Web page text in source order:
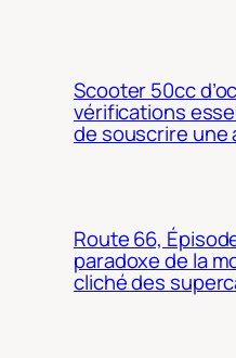
Scooter 50cc
vérifications
de souscrire une
Route 66,
paradoxe de la
cliché des